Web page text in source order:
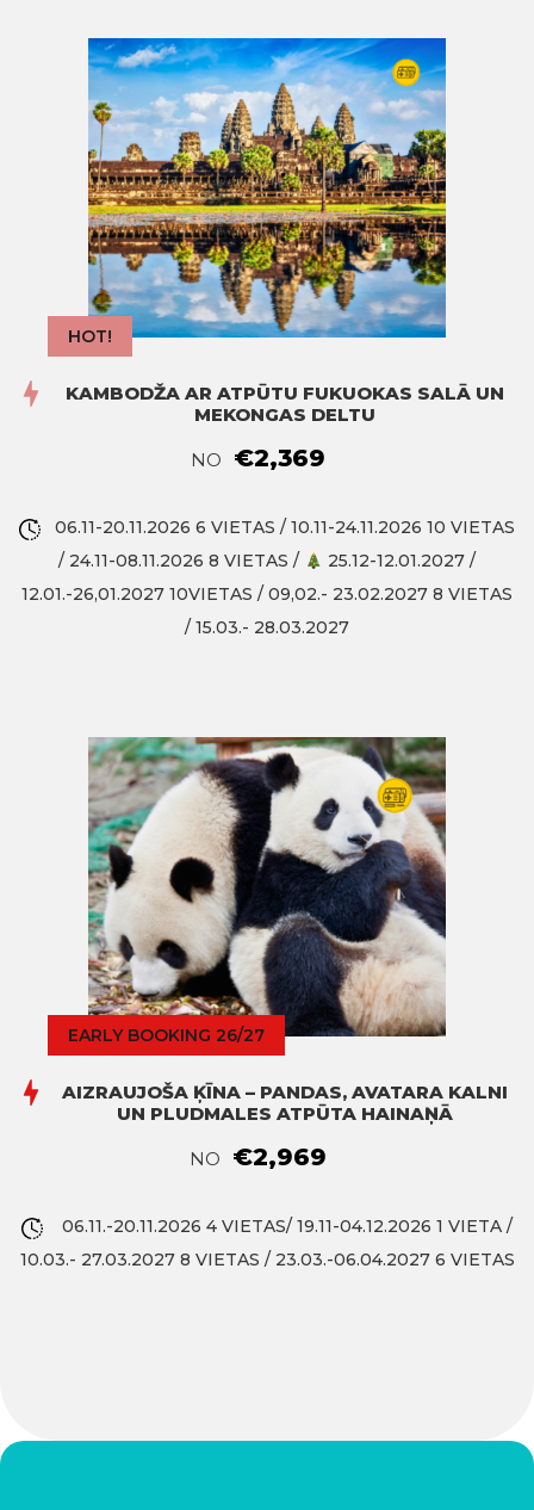
HOT!
KAMBODŽA AR ATPŪTU FUKUOKAS SALĀ UN
MEKONGAS DELTU
NO
€2,369
06.11-20.11.2026 6 VIETAS / 10.11-24.11.2026 10 VIETAS
/ 24.11-08.11.2026 8 VIETAS /
25.12-12.01.2027 /
12.01.-26,01.2027 10VIETAS / 09,02.- 23.02.2027 8 VIETAS
/ 15.03.- 28.03.2027
EARLY BOOKING 26/27
AIZRAUJOŠA ĶĪNA – PANDAS, AVATARA KALNI
UN PLUDMALES ATPŪTA HAINAŅĀ
NO
€2,969
06.11.-20.11.2026 4 VIETAS/ 19.11-04.12.2026 1 VIETA /
10.03.- 27.03.2027 8 VIETAS / 23.03.-06.04.2027 6 VIETAS